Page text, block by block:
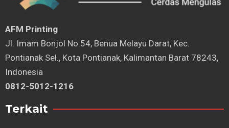
AFM Printing
⁠Jl. Imam Bonjol No.54, Benua Melayu Darat, Kec.
Pontianak Sel., Kota Pontianak, Kalimantan Barat 78243,
Indonesia
0812-5012-1216
Terkait